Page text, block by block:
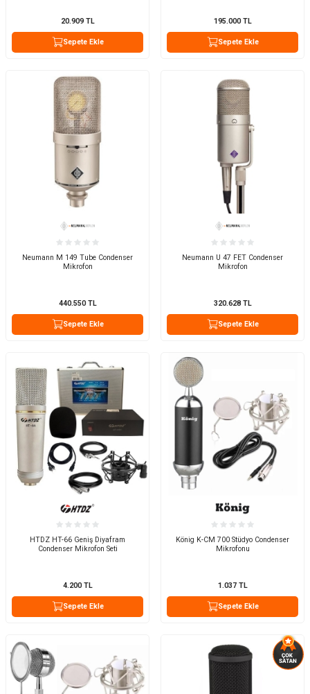
20.909TL
Sepete Ekle
195.000TL
Sepete Ekle
Neumann M 149 Tube Condenser
Mikrofon
440.550TL
Sepete Ekle
Neumann U 47 FET Condenser
Mikrofon
320.628TL
Sepete Ekle
HTDZ HT-66 Geniş Diyafram
Condenser Mikrofon Seti
4.200TL
Sepete Ekle
König K-CM 700 Stüdyo Condenser
Mikrofonu
1.037TL
Sepete Ekle